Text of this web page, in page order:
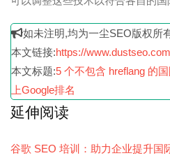
如未注明,均为一尘SEO版权所
本文链接:https://
本文标题:5 个不包含 hreflang 的
上Google排名
延伸阅读
谷歌 SEO 培训：助力企业提升国